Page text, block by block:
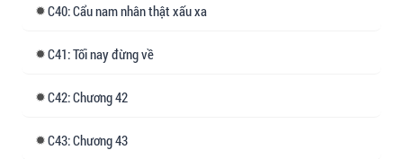
40: Cẩu nam nhân thật xấu xa
41: Tối nay đừng về
42: Chương 42
43: Chương 43